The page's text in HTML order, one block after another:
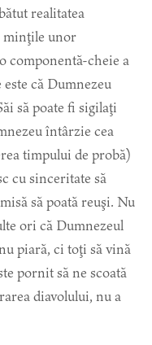
realitatea
minţile unor
componentă-cheie a
că Dumnezeu
să poate fi sigilaţi
întârzie cea
timpului de probă)
cu sinceritate să
să poată reuşi. Nu
ori că Dumnezeul
piară, ci toţi să vină
pornit să ne scoată
diavolului, nu a